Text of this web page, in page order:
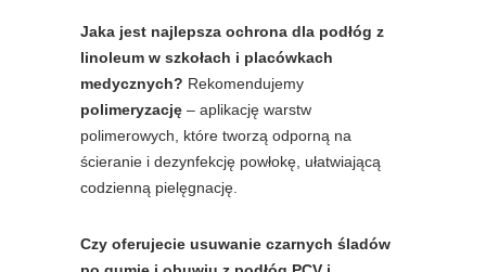
Jaka jest najlepsza ochrona dla podłóg z
linoleum w szkołach i placówkach
medycznych? Rekomendujemy
polimeryzację – aplikację warstw
polimerowych, które tworzą odporną na
ścieranie i dezynfekcję powłokę, ułatwiającą
codzienną pielęgnację.
Czy oferujecie usuwanie czarnych śladów